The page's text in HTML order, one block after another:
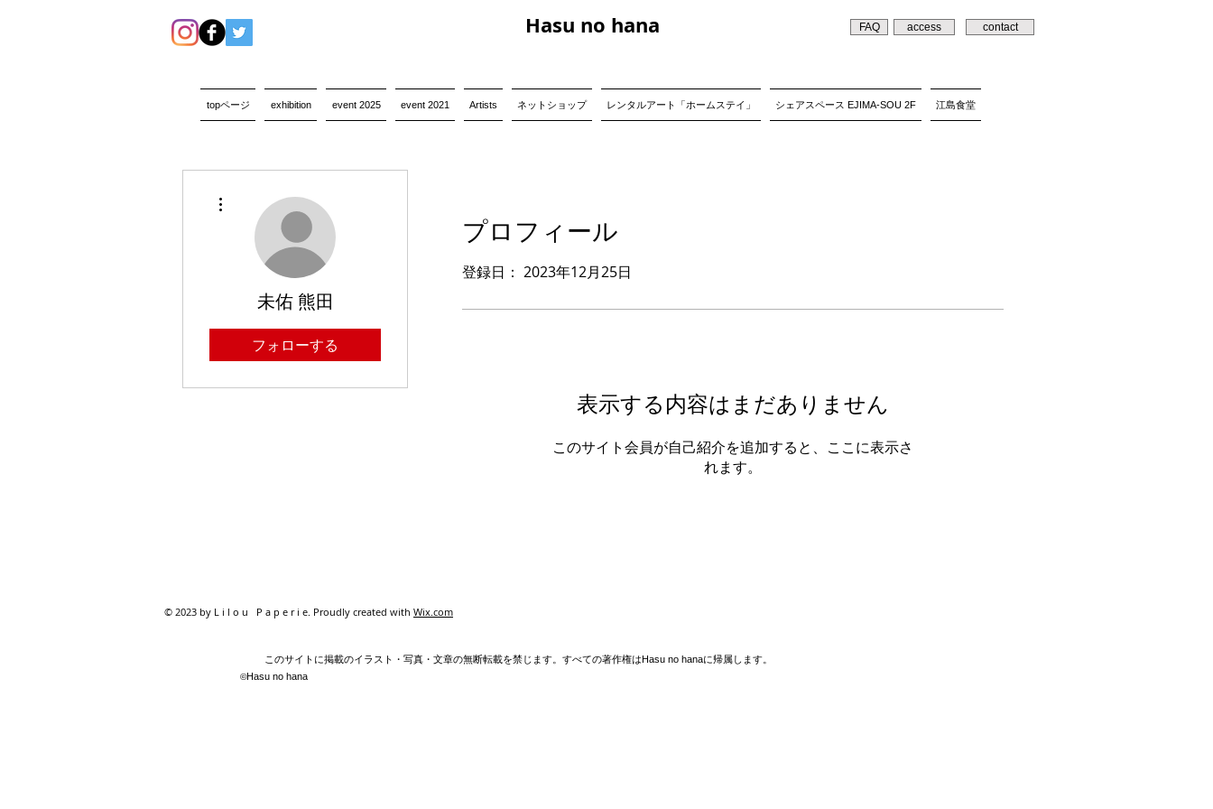
Hasu no hana FAQ access contact
topページ exhibition event 2025 event 2021 Artists ネットショップ レンタルアート「ホームステイ」 シェアスペース EJIMA-SOU 2F 江島食堂
プロフィール
登録日： 2023年12月25日
表示する内容はまだありません
このサイト会員が自己紹介を追加すると、ここに表示さ
れます。
未佑 熊田
フォローする
© 2023 by L i l o u P a p e r i e. Proudly created with Wix.com
このサイトに掲載のイラスト・写真・文章の無断転載を禁じます。すべての著作権はHasu no hanaに帰属します。
©Hasu no hana